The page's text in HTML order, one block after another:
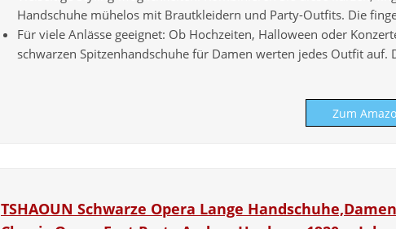
Handschuhe mühelos mit Brautkleidern und Party-Outfits. Die
Für viele Anlässe geeignet: Ob Hochzeiten, Halloween oder
schwarzen Spitzenhandschuhe für Damen werten jedes Outfit auf.
Zum
TSHAOUN Schwarze Opera Lange